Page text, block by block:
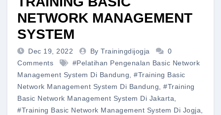
NETWORK MANAGEMENT
SYSTEM
Dec 19, 2022 By Trainingdijogja
0
Comments
#pelatihan Pengenalan Basic Network
Management System Di Bandung, #training Basic
Network Management System Di Bandung, #training
Basic Network Management System Di Jakarta,
#training Basic Network Management System Di Jogja,